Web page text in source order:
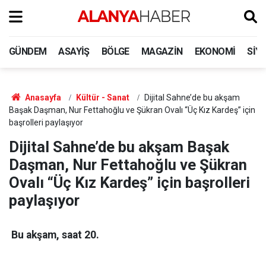
GÜNDEM ASAYIŞ BÖLGE MAGAZIN EKONOMI
Anasayfa Kültür - Sanat
Dijital Sahne’de bu akşam
Başak Daşman, Nur Fettahoğlu ve Şükran Ovalı “Üç Kız Kardeş” için
başrolleri paylaşıyor
Dijital Sahne’de bu akşam Başak
Daşman, Nur Fettahoğlu ve Şükran
Ovalı “Üç Kız Kardeş” için başrolleri
paylaşıyor
Bu akşam, saat 20.